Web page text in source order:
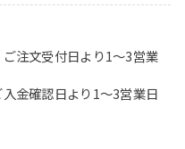
注文受付日より1〜3営業
金確認日より1〜3営業日